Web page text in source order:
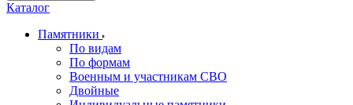
Каталог
Памятники
По видам
По формам
Военным и участникам СВО
Двойные